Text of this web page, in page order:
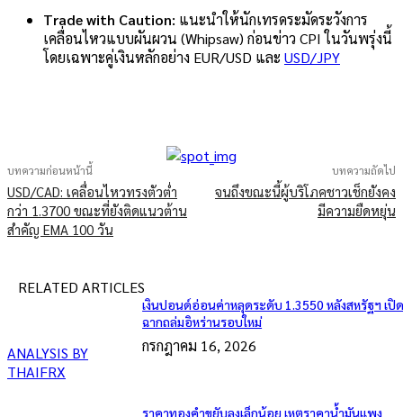
Trade with Caution: แนะนำให้นักเทรดระมัดระวังการ
เคลื่อนไหวแบบผันผวน (Whipsaw) ก่อนข่าว CPI ในวันพรุ่งนี้
โดยเฉพาะคู่เงินหลักอย่าง EUR/USD และ USD/JPY
บทความก่อนหน้านี้
USD/CAD: เคลื่อนไหวทรงตัวต่ำ
กว่า 1.3700 ขณะที่ยังติดแนวต้าน
สำคัญ EMA 100 วัน
บทความถัดไป
จนถึงขณะนี้ผู้บริโภคชาวเช็กยังคง
มีความยืดหยุ่น
RELATED ARTICLES
ANALYSIS BY
THAIFRX
เงินปอนด์อ่อนค่าหลุดระดับ 1.3550 หลังสหรัฐฯ เปิ
ฉากถล่มอิหร่านรอบใหม่
กรกฎาคม 16, 2026
ราคาทองคำขยับลงเล็กน้อย เหตุราคาน้ำมันแพง